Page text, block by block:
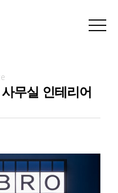
무실 인테리어